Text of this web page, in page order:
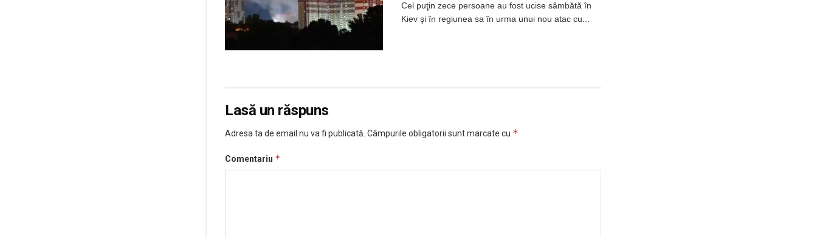
Cel puţin zece persoane au fost ucise sâmbătă în
Kiev şi în regiunea sa în urma unui nou atac cu...
Lasă un răspuns
Adresa ta de email nu va fi publicată. Câmpurile obligatorii sunt marcate cu *
Comentariu *